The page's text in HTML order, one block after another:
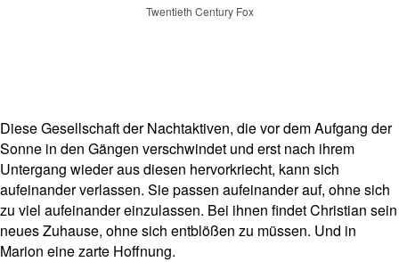
Twentieth Century Fox
Diese Gesellschaft der Nachtaktiven, die vor dem Aufgang der
Sonne in den Gängen verschwindet und erst nach ihrem
Untergang wieder aus diesen hervorkriecht, kann sich
aufeinander verlassen. Sie passen aufeinander auf, ohne sich
zu viel aufeinander einzulassen. Bei ihnen findet Christian sein
neues Zuhause, ohne sich entblößen zu müssen. Und in
Marion eine zarte Hoffnung.